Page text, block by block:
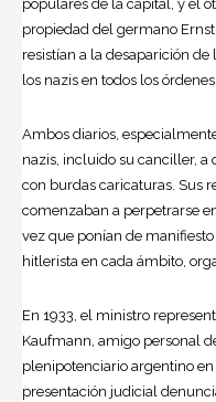
populares de la capital, y el
propiedad del germano
resistían a la desaparición
los nazis en todos los
Ambos diarios,
nazis, incluido su canciller,
con burdas caricaturas. Sus
comenzaban a perpetrarse
vez que ponían de
hitlerista en cada ámbito,
En 1933, el ministro
Kaufmann, amigo personal
plenipotenciario argentino
presentación judicial